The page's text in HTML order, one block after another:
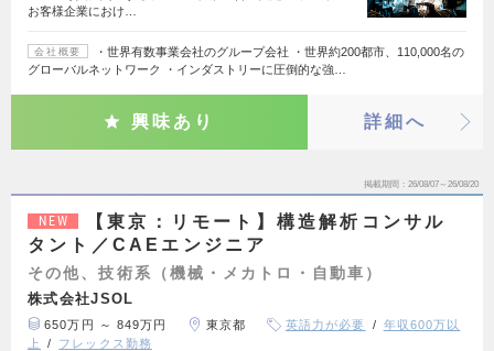
お客様企業におけ…
会社概要
・世界有数事業会社のグループ会社 ・世界約200都市、110,000名の
グローバルネットワーク ・インダストリーに圧倒的な強…
興味あり 詳細へ
掲載期間 26/08/07～26/08/20
NEW
【東京：リモート】構造解析コンサル
タント／CAEエンジニア
その他、技術系（機械・メカトロ・自動車）
株式会社JSOL
650万円 ～ 849万円 東京都 英語力が必要
年収600万以
上
フレックス勤務